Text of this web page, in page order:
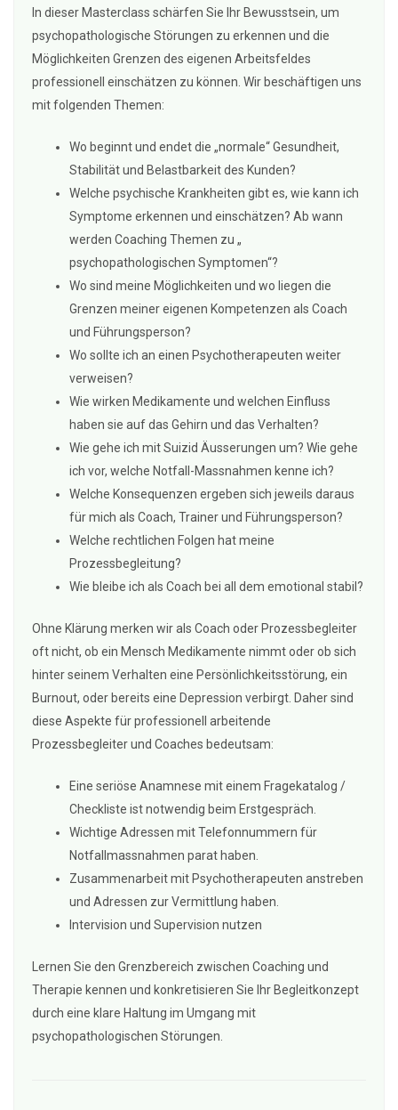
In dieser Masterclass schärfen Sie Ihr Bewusstsein, um
psychopathologische Störungen zu erkennen und die
Möglichkeiten Grenzen des eigenen Arbeitsfeldes
professionell einschätzen zu können. Wir beschäftigen uns
mit folgenden Themen:
Wo beginnt und endet die „normale“ Gesundheit,
Stabilität und Belastbarkeit des Kunden?
Welche psychische Krankheiten gibt es, wie kann ich
Symptome erkennen und einschätzen? Ab wann
werden Coaching Themen zu „
psychopathologischen Symptomen“?
Wo sind meine Möglichkeiten und wo liegen die
Grenzen meiner eigenen Kompetenzen als Coach
und Führungsperson?
Wo sollte ich an einen Psychotherapeuten weiter
verweisen?
Wie wirken Medikamente und welchen Einfluss
haben sie auf das Gehirn und das Verhalten?
Wie gehe ich mit Suizid Äusserungen um? Wie gehe
ich vor, welche Notfall-Massnahmen kenne ich?
Welche Konsequenzen ergeben sich jeweils daraus
für mich als Coach, Trainer und Führungsperson?
Welche rechtlichen Folgen hat meine
Prozessbegleitung?
Wie bleibe ich als Coach bei all dem emotional stabil?
Ohne Klärung merken wir als Coach oder Prozessbegleiter
oft nicht, ob ein Mensch Medikamente nimmt oder ob sich
hinter seinem Verhalten eine Persönlichkeitsstörung, ein
Burnout, oder bereits eine Depression verbirgt. Daher sind
diese Aspekte für professionell arbeitende
Prozessbegleiter und Coaches bedeutsam:
Eine seriöse Anamnese mit einem Fragekatalog /
Checkliste ist notwendig beim Erstgespräch.
Wichtige Adressen mit Telefonnummern für
Notfallmassnahmen parat haben.
Zusammenarbeit mit Psychotherapeuten anstreben
und Adressen zur Vermittlung haben.
Intervision und Supervision nutzen
Lernen Sie den Grenzbereich zwischen Coaching und
Therapie kennen und konkretisieren Sie Ihr Begleitkonzept
durch eine klare Haltung im Umgang mit
psychopathologischen Störungen.